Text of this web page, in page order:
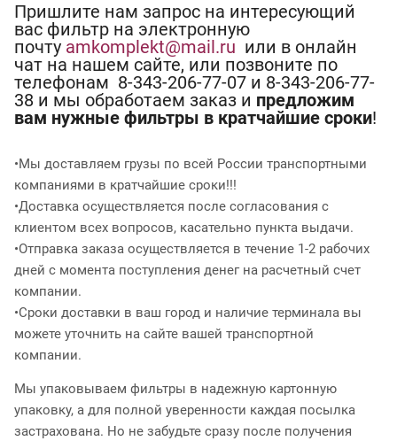
Пришлите нам запрос на интересующий
вас фильтр на электронную
почту amkomplekt@mail.ru или в онлайн
чат на нашем сайте, или позвоните по
телефонам 8-343-206-77-07 и 8-343-206-77-
38 и мы обработаем заказ и предложим
вам нужные фильтры в кратчайшие сроки!
•Мы доставляем грузы по всей России транспортными
компаниями в кратчайшие сроки!!!
•Доставка осуществляется после согласования с
клиентом всех вопросов, касательно пункта выдачи.
•Отправка заказа осуществляется в течение 1-2 рабочих
дней с момента поступления денег на расчетный счет
компании.
•Сроки доставки в ваш город и наличие терминала вы
можете уточнить на сайте вашей транспортной
компании.
Мы упаковываем фильтры в надежную картонную
упаковку, а для полной уверенности каждая посылка
застрахована. Но не забудьте сразу после получения